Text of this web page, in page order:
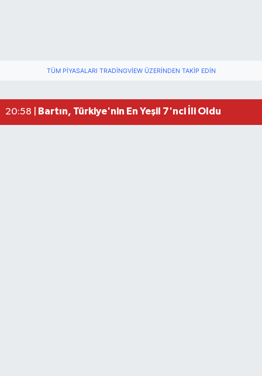
TÜM PIYASALARI TRADINGVIEW ÜZERINDEN TAKIP EDIN
20:58 |
Bartın, Türkiye'nin En Yeşil 7'nci İli Oldu